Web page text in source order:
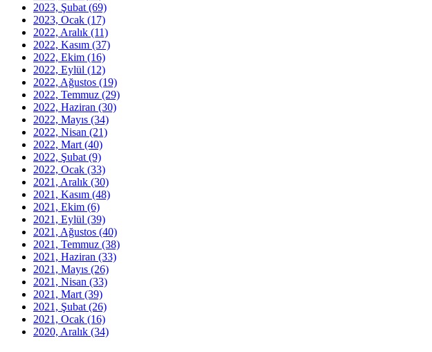
2023, Şubat (69)
2023, Ocak (17)
2022, Aralık (11)
2022, Kasım (37)
2022, Ekim (16)
2022, Eylül (12)
2022, Ağustos (19)
2022, Temmuz (29)
2022, Haziran (30)
2022, Mayıs (34)
2022, Nisan (21)
2022, Mart (40)
2022, Şubat (9)
2022, Ocak (33)
2021, Aralık (30)
2021, Kasım (48)
2021, Ekim (6)
2021, Eylül (39)
2021, Ağustos (40)
2021, Temmuz (38)
2021, Haziran (33)
2021, Mayıs (26)
2021, Nisan (33)
2021, Mart (39)
2021, Şubat (26)
2021, Ocak (16)
2020, Aralık (34)